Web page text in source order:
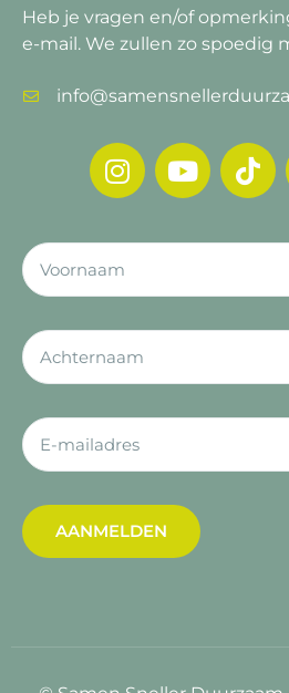
Heb je vragen en/of
e-mail. We zullen zo spoedig
AANMELDEN